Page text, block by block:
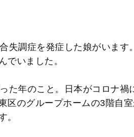
失調症を発症した娘がいます
でいました。
た年のこと。日本がコロナ禍
区のグループホームの3階自
。